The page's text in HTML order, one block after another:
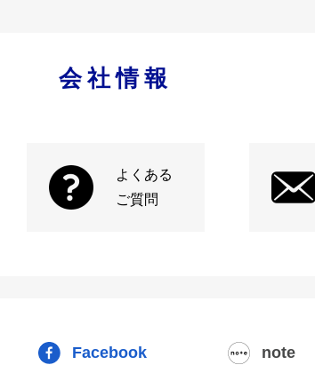
会社情報
よくある
ご質問
Facebook note